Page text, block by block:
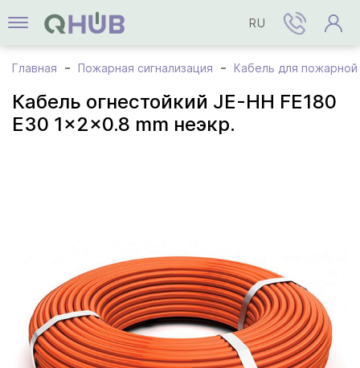
RU
Главная Пожарная сигнализация Кабель для пожарной
Кабель огнестойкий JE-HH FE180
E30 1x2x0.8 mm неэкр.